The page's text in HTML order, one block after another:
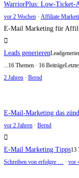
WarriorPlus: Low-
vor 2 Wochen · Affiliate
E-Mail Marketing für
Leads generieren
...16 Themen · 16 Beiträge
2 Jahren · Bernd
E-Mail-Marketing das
vor 2 Jahren · Bernd
E-Mail Marketing Tipps13
Schreiben von erfolgre … · vor